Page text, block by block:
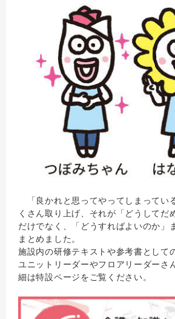
「良かれと思ってやってしまってい
くさん取り上げ、それが「どうしてだ
だけでなく、「どうすればよいのか」
まとめました。
施設内の研修テキストや参考書として
ユニットリーダーやフロアリーダーさ
細は特設ページをご覧ください。